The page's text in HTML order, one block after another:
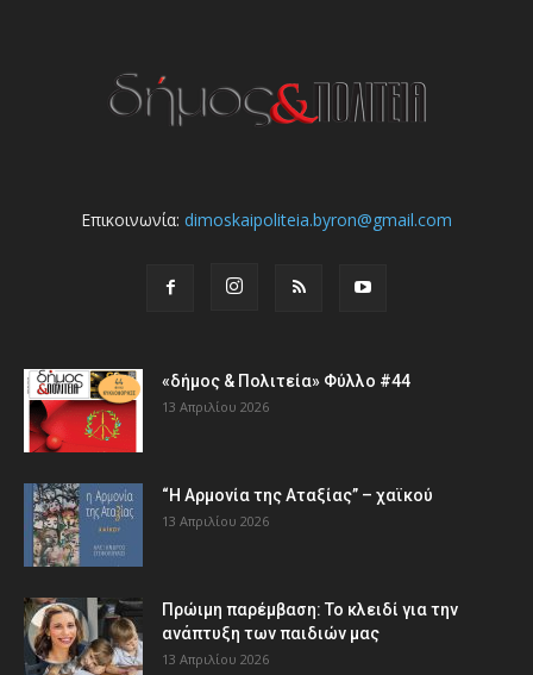
Επικοινωνία: dimoskaipoliteia.byron@gmail.com
«δήμος & Πολιτεία» Φύλλο #44
13 Απριλίου 2026
“Η Αρμονία της Αταξίας” – χαϊκού
13 Απριλίου 2026
Πρώιμη παρέμβαση: Το κλειδί για την
ανάπτυξη των παιδιών µας
13 Απριλίου 2026